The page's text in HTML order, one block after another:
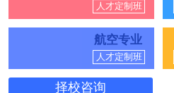
人才定制班
航空专业
人才定制班
择校咨询